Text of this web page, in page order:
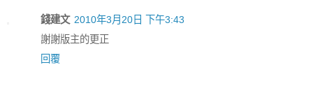
錢建文 2010年3月20日 下午3:43
謝謝版主的更正
回覆